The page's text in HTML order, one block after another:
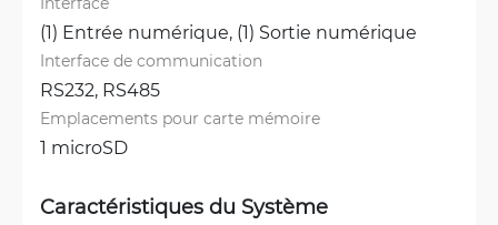
(1) Entrée numérique, (1) Sortie numérique
Interface de communication
RS232, RS485
Emplacements pour carte mémoire
1 microSD
Caractéristiques du Système